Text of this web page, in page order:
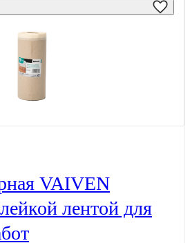
VAIVEN
лентой для